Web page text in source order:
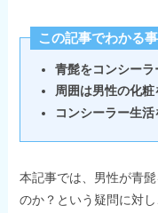
この記事でわかる事
青髭をコンシー
周囲は男性の化
コンシーラー生
本記事では、男性が青
のか？という疑問に対